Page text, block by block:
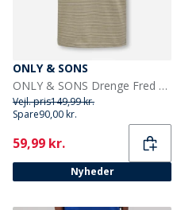
ONLY & SONS
ONLY & SONS Drenge Fred Liv T Shirt Desert Taupe
Vejl. pris149,99 kr.
Spare90,00 kr.
Current
59,99 kr.
Nyheder